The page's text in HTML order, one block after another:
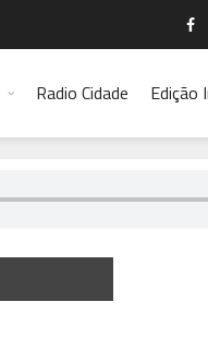
Radio Cidade Edição